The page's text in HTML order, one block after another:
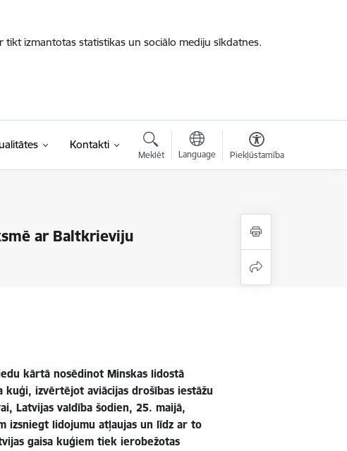
izmantotas statistikas un sociālo mediju sīkdatnes.
Kontakti
Meklēt Language Piekļūstamība
ar Baltkrieviju
kārtā nosēdinot Minskas lidostā
kuģi, izvērtējot aviācijas drošības iestāžu
Latvijas valdība šodien, 25. maijā,
izsniegt lidojumu atļaujas un līdz ar to
gaisa kuģiem tiek ierobežotas